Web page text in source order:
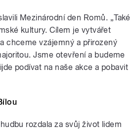
Mezinárodní den Romů. „Také
kultury. Cílem je vytvářet
chceme vzájemný a přirozený
Jsme otevření a budeme
podívat na naše akce a pobavit
rozdala za svůj život lidem